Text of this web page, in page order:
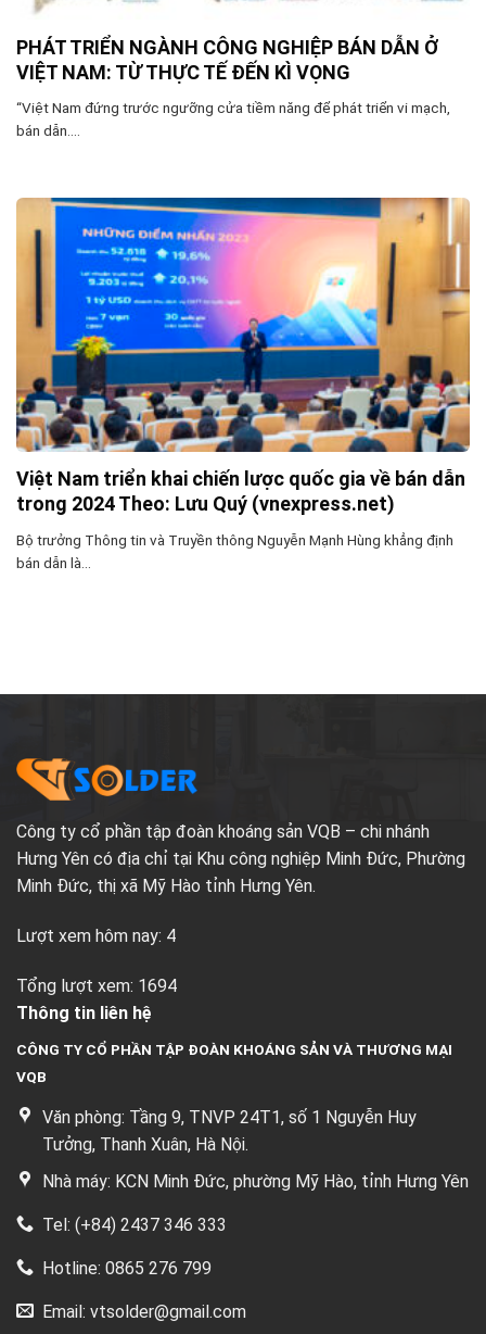
PHÁT TRIỂN NGÀNH CÔNG NGHIỆP BÁN DẪN Ở
VIỆT NAM: TỪ THỰC TẾ ĐẾN KÌ VỌNG
“Việt Nam đứng trước ngưỡng cửa tiềm năng để phát triển vi mạch,
bán dẫn....
Việt Nam triển khai chiến lược quốc gia về bán dẫn
trong 2024 Theo: Lưu Quý (vnexpress.net)
Bộ trưởng Thông tin và Truyền thông Nguyễn Mạnh Hùng khẳng định
bán dẫn là...
Công ty cổ phần tập đoàn khoáng sản VQB – chi nhánh
Hưng Yên có địa chỉ tại Khu công nghiệp Minh Đức, Phường
Minh Đức, thị xã Mỹ Hào tỉnh Hưng Yên.
Lượt xem hôm nay: 4
Tổng lượt xem: 1694
Thông tin liên hệ
CÔNG TY CỔ PHẦN TẬP ĐOÀN KHOÁNG SẢN VÀ THƯƠNG MẠI
VQB
Văn phòng: Tầng 9, TNVP 24T1, số 1 Nguyễn Huy
Tưởng, Thanh Xuân, Hà Nội.
Nhà máy: KCN Minh Đức, phường Mỹ Hào, tỉnh Hưng Yên
Tel: (+84) 2437 346 333
Hotline: 0865 276 799
Email: vtsolder@gmail.com